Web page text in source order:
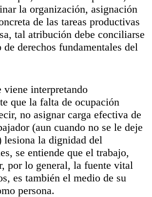
la organización, asignación
de las tareas productivas
tal atribución debe conciliarse
de derechos fundamentales del
viene interpretando
que la falta de ocupación
no asignar carga efectiva de
(aun cuando no se le deje
lesiona la dignidad del
se entiende que el trabajo,
por lo general, la fuente vital
es también el medio de su
persona.